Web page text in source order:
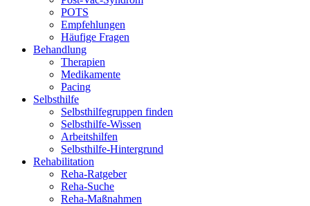
POTS
Empfehlungen
Häufige Fragen
Behandlung
Therapien
Medikamente
Pacing
Selbsthilfe
Selbsthilfegruppen finden
Selbsthilfe-Wissen
Arbeitshilfen
Selbsthilfe-Hintergrund
Rehabilitation
Reha-Ratgeber
Reha-Suche
Reha-Maßnahmen